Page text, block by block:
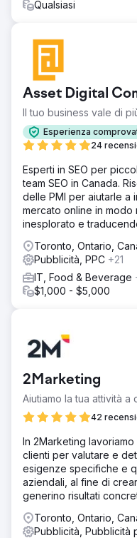
Qualsiasi
Asset Digital
Il tuo business vale di
Esperienza
24
Esperti in SEO per
team SEO in Canada.
delle PMI per aiutarle a
mercato online in
inesplorato e
Toronto, Ontario,
Pubblicità, PPC +21
IT, Food & Beverage
$1,000 - $5,000
2Marketing
Aiutiamo la tua attività a
42
In 2Marketing
clienti per valutare e
esigenze specifiche e
aziendali, al fine di
generino risultati
Toronto, Ontario,
Pubblicità, Pubblicità